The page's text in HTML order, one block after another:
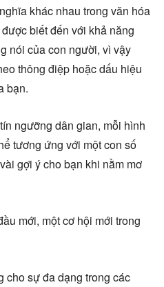
khác nhau trong văn hóa
biết đến với khả năng
nói của con người, vì vậy
thông điệp hoặc dấu hiệu
bạn.
ngưỡng dân gian, mỗi hình
tương ứng với một con số
gợi ý cho bạn khi nằm mơ
mới, một cơ hội mới trong
cho sự đa dạng trong các